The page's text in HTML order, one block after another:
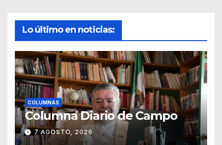
Lo último en noticias:
COLUMNAS
Columna Diario de Campo
7 AGOSTO, 2026